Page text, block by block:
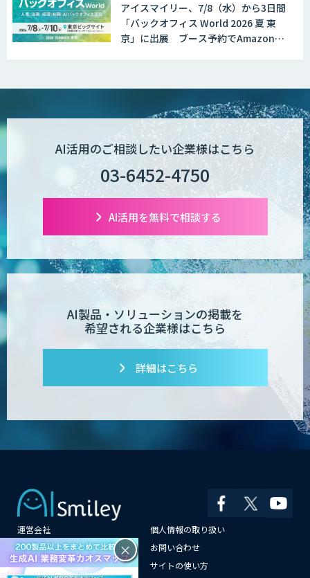
アイスマイリー、7/8（水）から3日間
「バックオフィス World 2026 夏 東
京」に出展 ブース予約でAmazonギ
AI活用のご相談したい企業様はこちら
03-6452-4750
AI活用を無料で相談する
AI製品・ソリューションの掲載を
希望される企業様はこちら
詳細はこちら
運営会社
個人情報の取り扱い
よくある質問
お問い合わせ
メールマガジン登録
サイトの使い方
×